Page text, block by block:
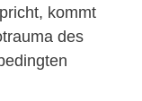
kommt
des